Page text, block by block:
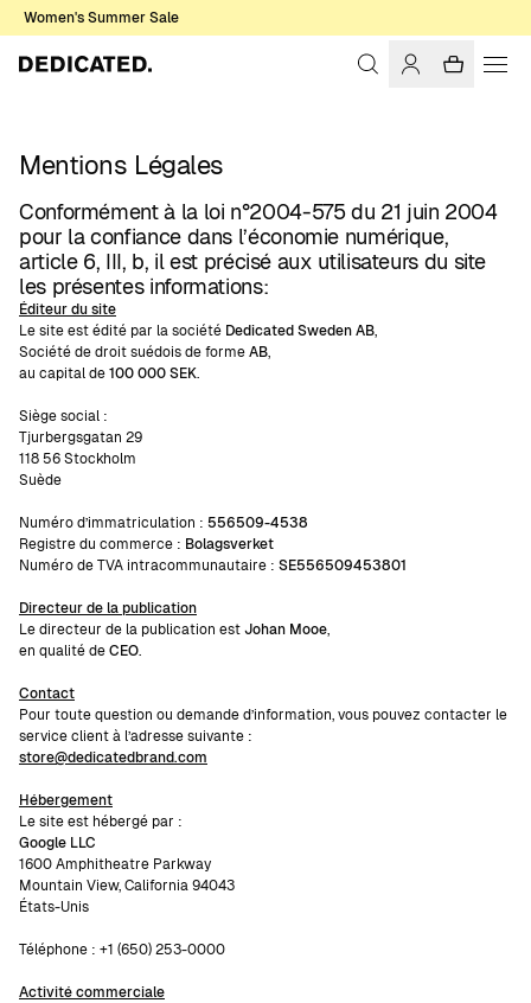
Women's Summer Sale
Mentions Légales
Conformément à la loi n°2004-575 du 21 juin 2004
pour la confiance dans l’économie numérique,
article 6, III, b, il est précisé aux utilisateurs du site
les présentes informations:
Éditeur du site
Le site est édité par la société Dedicated Sweden AB,
Société de droit suédois de formeAB,
au capital de100 000 SEK.
Siège social :
Tjurbergsgatan 29
118 56 Stockholm
Suède
Numéro d’immatriculation : 556509-4538
Registre du commerce : Bolagsverket
Numéro de TVA intracommunautaire : SE556509453801
Directeur de la publication
Le directeur de la publication estJohan Mooe,
en qualité deCEO.
Contact
Pour toute question ou demande d’information, vous pouvez contacter le
service client à l’adresse suivante :
store@dedicatedbrand.com
Hébergement
Le site est hébergé par :
Google LLC
1600 Amphitheatre Parkway
Mountain View, California 94043
États-Unis
Téléphone : +1 (650) 253-0000
Activité commerciale